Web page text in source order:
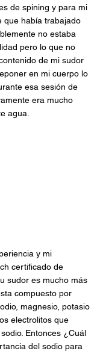
de spining y para mi
que había trabajado
no estaba
pero lo que no
de mi sudor
en mi cuerpo lo
esa sesión de
era mucho
agua.
y mi
certificado de
sudor es mucho más
compuesto por
magnesio, potasio
electrolitos que
Entonces ¿Cuál
del sodio para